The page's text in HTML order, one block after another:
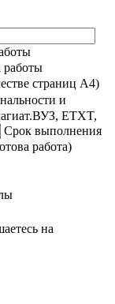
работы
страниц А4)
и
ETXT,
Срок выполнения
работа)
на